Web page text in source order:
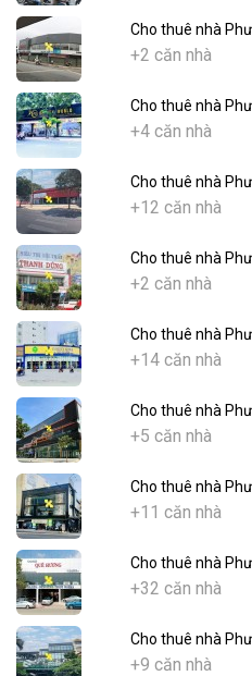
Cho thuê nhà
+2 căn nhà
Cho thuê nhà
+4 căn nhà
Cho thuê nhà
+12 căn nhà
Cho thuê nhà
+2 căn nhà
Cho thuê nhà
+14 căn nhà
Cho thuê nhà
+5 căn nhà
Cho thuê nhà
+11 căn nhà
Cho thuê nhà
+32 căn nhà
Cho thuê nhà
+9 căn nhà